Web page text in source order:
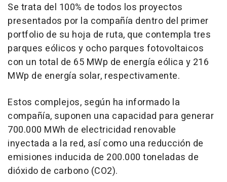
Se trata del 100% de todos los proyectos
presentados por la compañía dentro del primer
portfolio de su hoja de ruta, que contempla tres
parques eólicos y ocho parques fotovoltaicos
con un total de 65 MWp de energía eólica y 216
MWp de energía solar, respectivamente.
Estos complejos, según ha informado la
compañía, suponen una capacidad para generar
700.000 MWh de electricidad renovable
inyectada a la red, así como una reducción de
emisiones inducida de 200.000 toneladas de
dióxido de carbono (CO2).